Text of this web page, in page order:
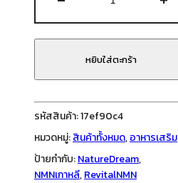
NATURE
DREAM
Revital
NMN
600mg
เม็ด)
ได้
1
หยิบใส่ตะกร้า
รหัสสินค้า:17ef90c4
หมวดหมู่:สินค้าทั้งหมด,อาหารเสริม
ป้ายกำกับ:NatureDream,
NMNเกาหลี,RevitalNMN